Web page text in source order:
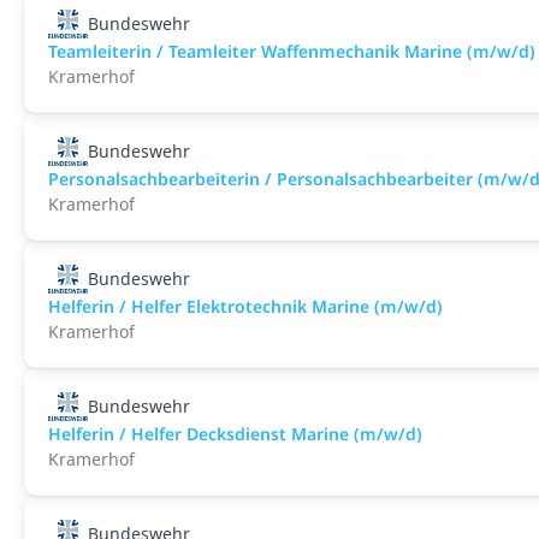
Bundeswehr
Teamleiterin / Teamleiter Waffenmechanik Marine (m/w/d)
Kramerhof
Bundeswehr
Personalsachbearbeiterin / Personalsachbearbeiter (m/w/
Kramerhof
Bundeswehr
Helferin / Helfer Elektrotechnik Marine (m/w/d)
Kramerhof
Bundeswehr
Helferin / Helfer Decksdienst Marine (m/w/d)
Kramerhof
Bundeswehr